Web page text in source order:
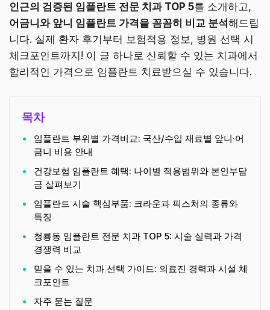
인근의 검증된 임플란트 전문 치과 TOP 5를 소개하고,
어금니와 앞니 임플란트 가격을 꼼꼼히 비교 분석해드립
니다. 실제 환자 후기부터 보험적용 정보, 병원 선택 시
체크포인트까지! 이 글 하나로 신뢰할 수 있는 치과에서
합리적인 가격으로 임플란트 치료받으실 수 있습니다.
목차
임플란트 부위별 가격비교: 국산/수입 재료별 앞니·어
금니 비용 안내
건강보험 임플란트 혜택: 나이별 적용범위와 본인부담
금 살펴보기
임플란트 시술 핵심부품: 크라운과 픽스처의 종류와
특징
청룡동 임플란트 전문 치과 TOP 5: 시술 실력과 가격
경쟁력 비교
믿을 수 있는 치과 선택 가이드: 의료진 경력과 시설 체
크포인트
자주 묻는 질문